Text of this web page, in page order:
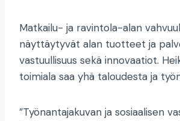
Matkailu- ja ravintola-alan
näyttäytyvät alan tuotteet ja
vastuullisuus sekä innovaatiot.
toimiala saa yhä taloudesta ja
”Työnantajakuvan ja sosiaalisen